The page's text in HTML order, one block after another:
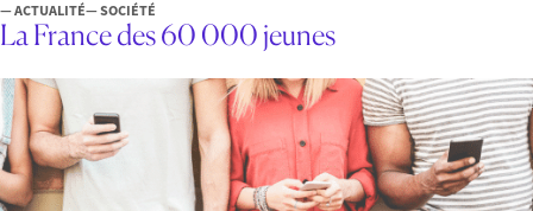
— ACTUALITÉ— SOCIÉTÉ
La France des 60 000 jeunes